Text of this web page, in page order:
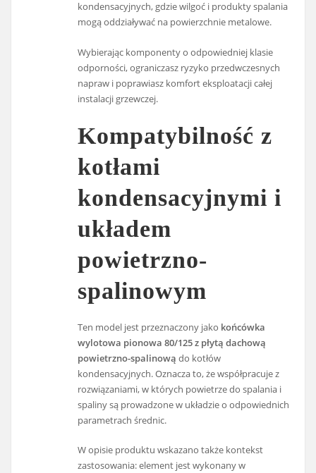
kondensacyjnych, gdzie wilgoć i produkty spalania
mogą oddziaływać na powierzchnie metalowe.
Wybierając komponenty o odpowiedniej klasie
odporności, ograniczasz ryzyko przedwczesnych
napraw i poprawiasz komfort eksploatacji całej
instalacji grzewczej.
Kompatybilność z
kotłami
kondensacyjnymi i
układem
powietrzno-
spalinowym
Ten model jest przeznaczony jako końcówka
wylotowa pionowa 80/125 z płytą dachową
powietrzno-spalinową do kotłów
kondensacyjnych. Oznacza to, że współpracuje z
rozwiązaniami, w których powietrze do spalania i
spaliny są prowadzone w układzie o odpowiednich
parametrach średnic.
W opisie produktu wskazano także kontekst
zastosowania: element jest wykonany w